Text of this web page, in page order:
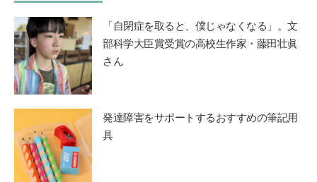
「自閉症を取ると、僕じゃなくなる」。文
部科学大臣賞受賞の高校生作家・藤田壮眞
さん
発達障害をサポートするおすすめの筆記用
具